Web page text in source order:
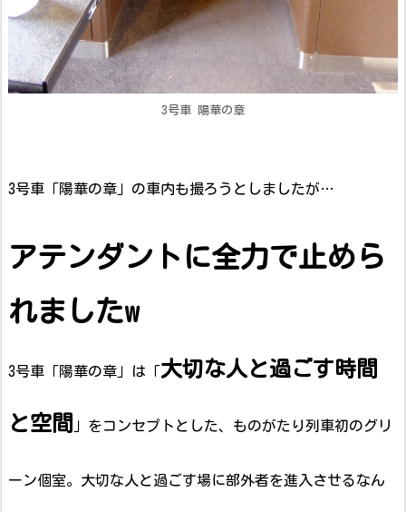
3号車 陽華の章
3号車「陽華の章」の車内も撮ろうとしましたが…
アテンダントに全力で止めら
れましたw
3号車「陽華の章」は「大切な人と過ごす時間
と空間 」をコンセプトとした、ものがたり列車初のグリ
ーン個室。大切な人と過ごす場に部外者を進入させるなん